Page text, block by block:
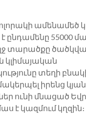
ամենամեծ
ընդամենը 55000
տարածքը
կլիմայական
տեղի
իրենց
ունի մնացած
է կազմում կղզին։